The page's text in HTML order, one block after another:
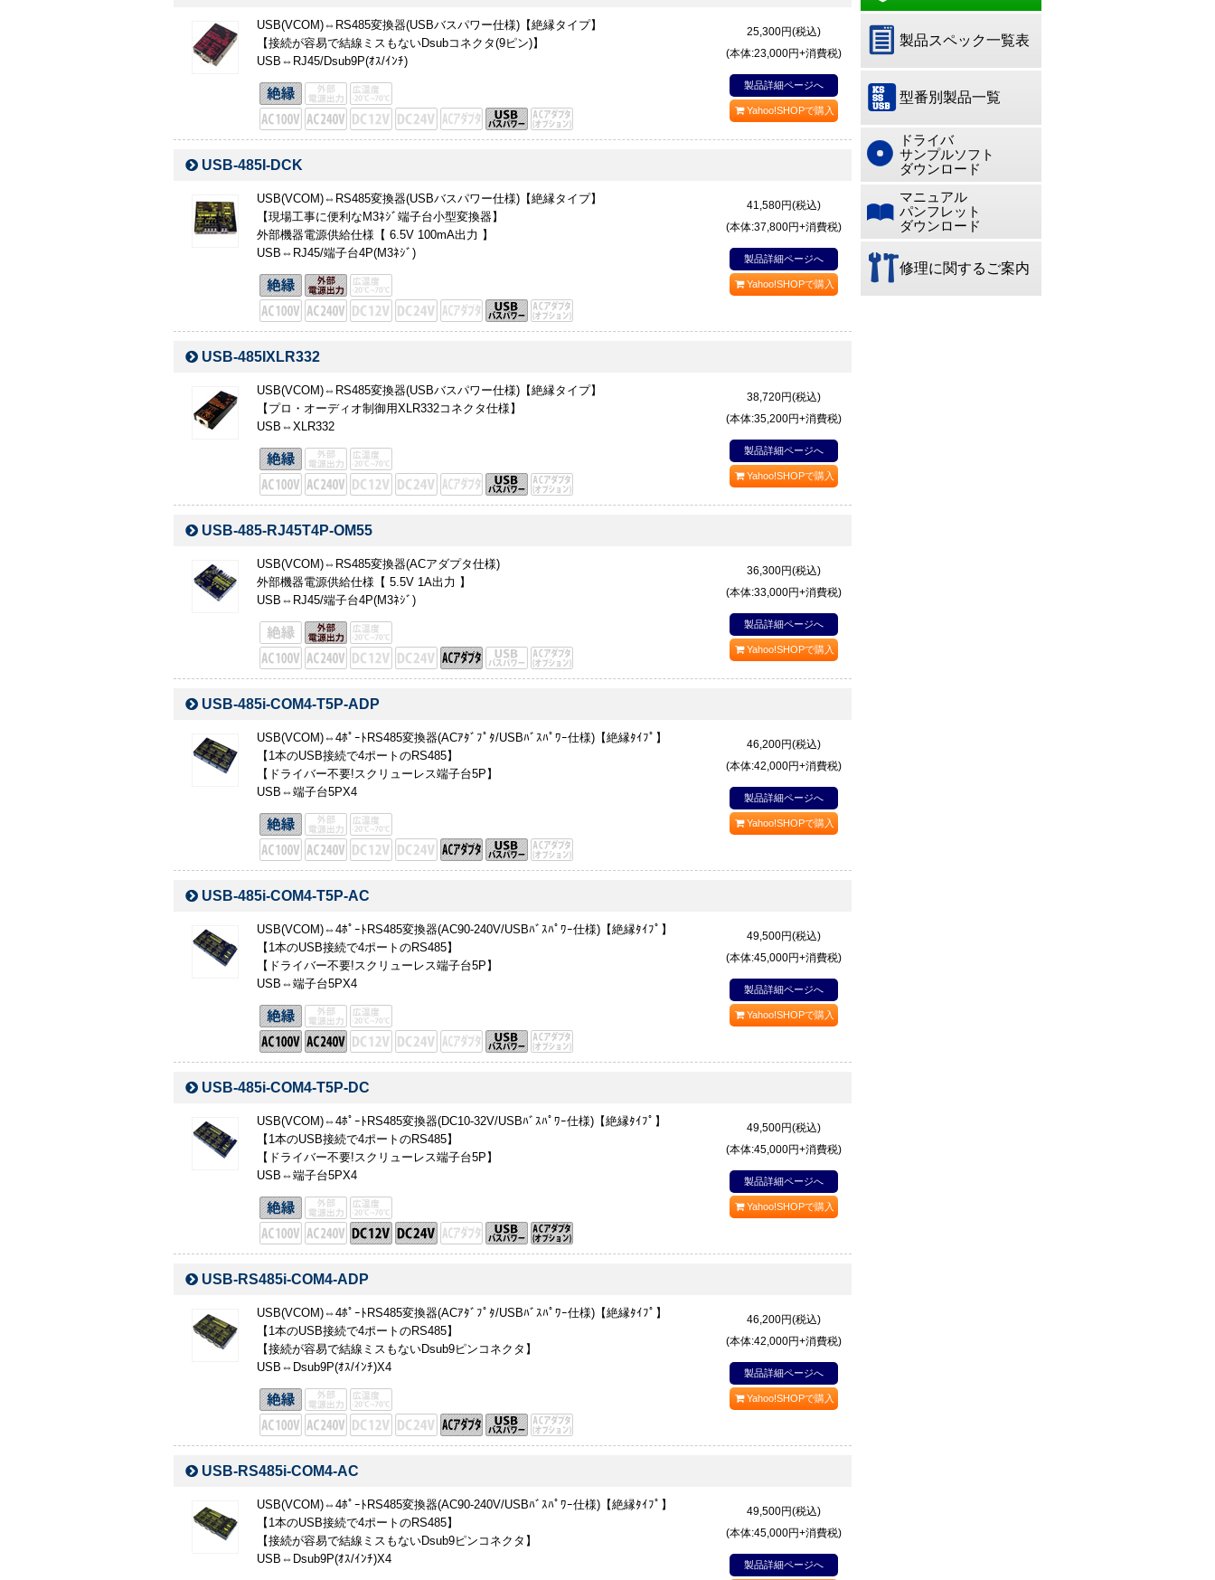
USB(VCOM)⇔RS485変換器(USBバスパワー仕様)【絶縁タイプ】
【接続が容易で結線ミスもないDsubコネクタ(9ピン)】
USB⇔RJ45/Dsub9P(ｵｽ/ｲﾝﾁ)
25,300円(税込)
(本体:23,000円+消費税)
製品詳細ページへ
Yahoo!SHOPで購入
USB-485I-DCK
USB(VCOM)⇔RS485変換器(USBバスパワー仕様)【絶縁タイプ】
【現場工事に便利なM3ﾈｼﾞ端子台小型変換器】
外部機器電源供給仕様【 6.5V 100mA出力 】
USB⇔RJ45/端子台4P(M3ﾈｼﾞ)
41,580円(税込)
(本体:37,800円+消費税)
製品詳細ページへ
Yahoo!SHOPで購入
USB-485IXLR332
USB(VCOM)⇔RS485変換器(USBバスパワー仕様)【絶縁タイプ】
【プロ・オーディオ制御用XLR332コネクタ仕様】
USB⇔XLR332
38,720円(税込)
(本体:35,200円+消費税)
製品詳細ページへ
Yahoo!SHOPで購入
USB-485-RJ45T4P-OM55
USB(VCOM)⇔RS485変換器(ACアダプタ仕様)
外部機器電源供給仕様【 5.5V 1A出力 】
USB⇔RJ45/端子台4P(M3ﾈｼﾞ)
36,300円(税込)
(本体:33,000円+消費税)
製品詳細ページへ
Yahoo!SHOPで購入
USB-485i-COM4-T5P-ADP
USB(VCOM)⇔4ﾎﾟｰﾄRS485変換器(ACｱﾀﾞﾌﾟﾀ/USBﾊﾞｽﾊﾟﾜｰ仕様)【絶縁ﾀｲﾌﾟ】
【1本のUSB接続で4ポートのRS485】
【ドライバー不要!スクリューレス端子台5P】
USB⇔端子台5PX4
46,200円(税込)
(本体:42,000円+消費税)
製品詳細ページへ
Yahoo!SHOPで購入
USB-485i-COM4-T5P-AC
USB(VCOM)⇔4ﾎﾟｰﾄRS485変換器(AC90-240V/USBﾊﾞｽﾊﾟﾜｰ仕様)【絶縁ﾀｲﾌﾟ】
【1本のUSB接続で4ポートのRS485】
【ドライバー不要!スクリューレス端子台5P】
USB⇔端子台5PX4
49,500円(税込)
(本体:45,000円+消費税)
製品詳細ページへ
Yahoo!SHOPで購入
USB-485i-COM4-T5P-DC
USB(VCOM)⇔4ﾎﾟｰﾄRS485変換器(DC10-32V/USBﾊﾞｽﾊﾟﾜｰ仕様)【絶縁ﾀｲﾌﾟ】
【1本のUSB接続で4ポートのRS485】
【ドライバー不要!スクリューレス端子台5P】
USB⇔端子台5PX4
49,500円(税込)
(本体:45,000円+消費税)
製品詳細ページへ
Yahoo!SHOPで購入
USB-RS485i-COM4-ADP
USB(VCOM)⇔4ﾎﾟｰﾄRS485変換器(ACｱﾀﾞﾌﾟﾀ/USBﾊﾞｽﾊﾟﾜｰ仕様)【絶縁ﾀｲﾌﾟ】
【1本のUSB接続で4ポートのRS485】
【接続が容易で結線ミスもないDsub9ピンコネクタ】
USB⇔Dsub9P(ｵｽ/ｲﾝﾁ)X4
46,200円(税込)
(本体:42,000円+消費税)
製品詳細ページへ
Yahoo!SHOPで購入
USB-RS485i-COM4-AC
USB(VCOM)⇔4ﾎﾟｰﾄRS485変換器(AC90-240V/USBﾊﾞｽﾊﾟﾜｰ仕様)【絶縁ﾀｲﾌﾟ】
【1本のUSB接続で4ポートのRS485】
【接続が容易で結線ミスもないDsub9ピンコネクタ】
USB⇔Dsub9P(ｵｽ/ｲﾝﾁ)X4
49,500円(税込)
(本体:45,000円+消費税)
製品詳細ページへ
製品スペック一覧表
型番別製品一覧
ドライバ
サンプルソフト
ダウンロード
マニュアル
パンフレット
ダウンロード
修理に関するご案内